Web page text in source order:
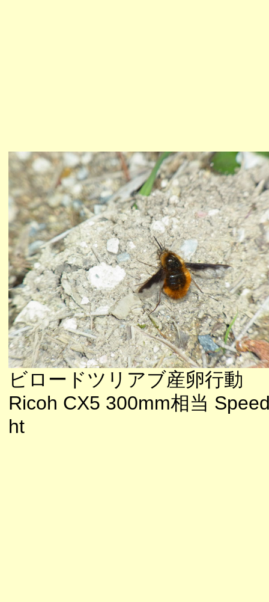
ビロードツリアブ産卵行動
Ricoh CX5 300mm相当
ht